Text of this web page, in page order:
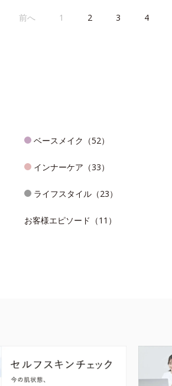
前へ 1 2 3 4
ベースメイク（52）
インナーケア（33）
ライフスタイル（23）
お客様エピソード（11）